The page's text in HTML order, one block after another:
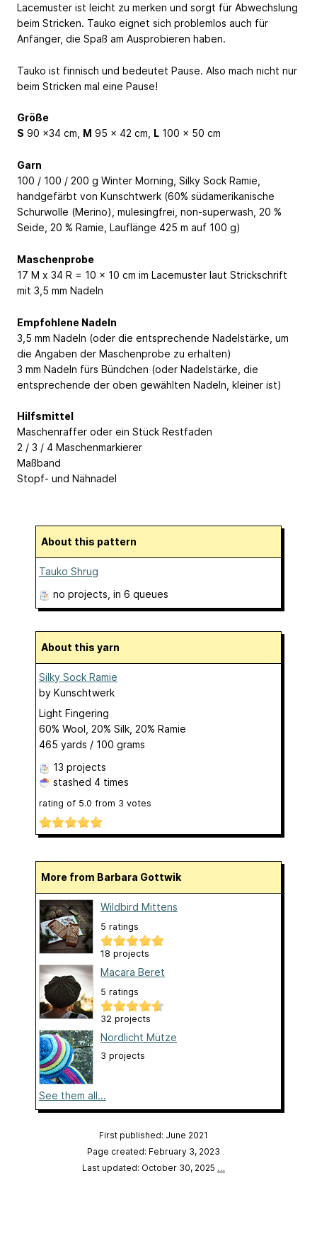
Lacemuster ist leicht zu merken und sorgt für Abwechslung
beim Stricken. Tauko eignet sich problemlos auch für
Anfänger, die Spaß am Ausprobieren haben.
Tauko ist finnisch und bedeutet Pause. Also mach nicht nur
beim Stricken mal eine Pause!
Größe
S 90 x34 cm, M 95 x 42 cm, L 100 x 50 cm
Garn
100 / 100 / 200 g Winter Morning, Silky Sock Ramie,
handgefärbt von Kunschtwerk (60% südamerikanische
Schurwolle (Merino), mulesingfrei, non-superwash, 20 %
Seide, 20 % Ramie, Lauflänge 425 m auf 100 g)
Maschenprobe
17 M x 34 R = 10 x 10 cm im Lacemuster laut Strickschrift
mit 3,5 mm Nadeln
Empfohlene Nadeln
3,5 mm Nadeln (oder die entsprechende Nadelstärke, um
die Angaben der Maschenprobe zu erhalten)
3 mm Nadeln fürs Bündchen (oder Nadelstärke, die
entsprechende der oben gewählten Nadeln, kleiner ist)
Hilfsmittel
Maschenraffer oder ein Stück Restfaden
2 / 3 / 4 Maschenmarkierer
Maßband
Stopf- und Nähnadel
About this pattern
Tauko Shrug
no projects , in 6 queues
About this yarn
Silky Sock Ramie
by Kunschtwerk
Light Fingering
60% Wool, 20% Silk, 20% Ramie
465 yards / 100 grams
13 projects
stashed 4 times
rating of 5.0 from 3 votes
More from Barbara Gottwik
Wildbird Mittens
5 ratings
18 projects
Macara Beret
5 ratings
32 projects
Nordlicht Mütze
3 projects
See them all...
First published: June 2021
Page created: February 3, 2023
Last updated: October 30, 2025 …